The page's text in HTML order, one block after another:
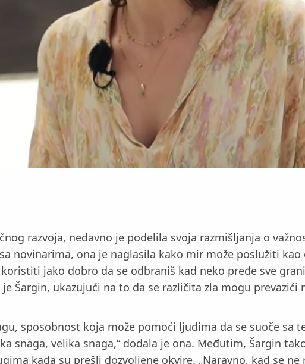
razvoja, nedavno je podelila svoja razmišljanja o
novinarima, ona je naglasila kako mir može poslužiti
jako dobro da se odbraniš kad neko pređe sve
Šargin, ukazujući na to da se različita zla mogu
sposobnost koja može pomoći ljudima da se suoče sa
snaga, velika snaga,“ dodala je ona. Međutim, Šargin
kada su prešli dozvoljene okvire. „Naravno, kad se